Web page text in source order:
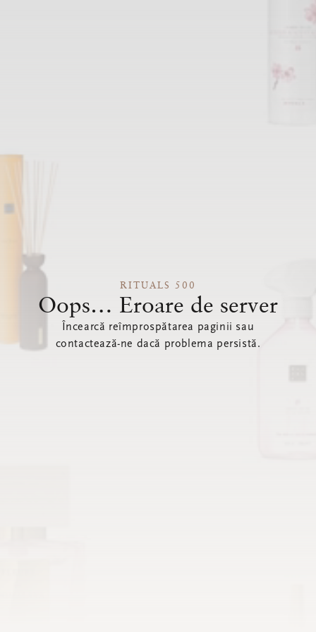
RITUALS 500
Oops… Eroare de server
Încearcă reîmprospătarea paginii sau
contactează-ne dacă problema persistă.